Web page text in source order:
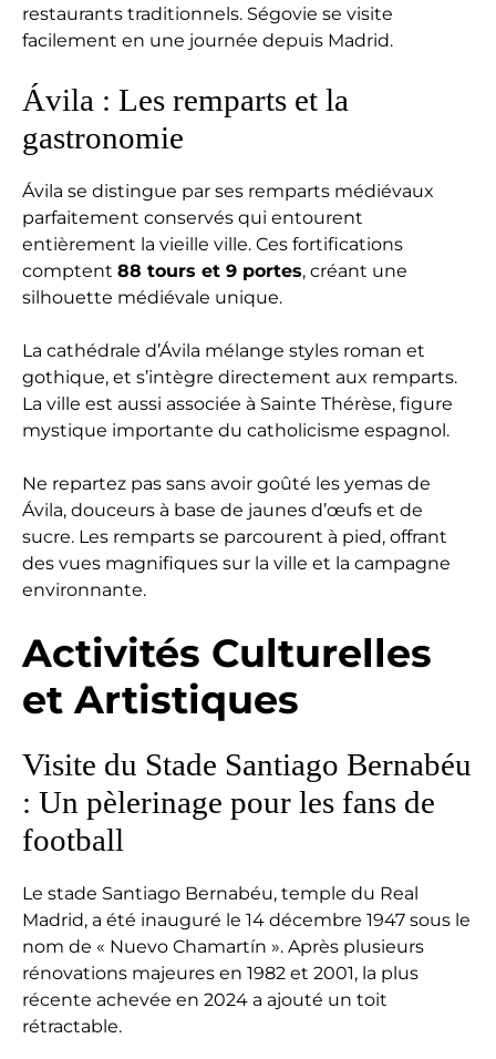
restaurants traditionnels. Ségovie se visite
facilement en une journée depuis Madrid.
Ávila : Les remparts et la
gastronomie
Ávila se distingue par ses remparts médiévaux
parfaitement conservés qui entourent
entièrement la vieille ville. Ces fortifications
comptent 88 tours et 9 portes, créant une
silhouette médiévale unique.
La cathédrale d’Ávila mélange styles roman et
gothique, et s’intègre directement aux remparts.
La ville est aussi associée à Sainte Thérèse, figure
mystique importante du catholicisme espagnol.
Ne repartez pas sans avoir goûté les yemas de
Ávila, douceurs à base de jaunes d’œufs et de
sucre. Les remparts se parcourent à pied, offrant
des vues magnifiques sur la ville et la campagne
environnante.
Activités Culturelles
et Artistiques
Visite du Stade Santiago Bernabéu
: Un pèlerinage pour les fans de
football
Le stade Santiago Bernabéu, temple du Real
Madrid, a été inauguré le 14 décembre 1947 sous le
nom de « Nuevo Chamartín ». Après plusieurs
rénovations majeures en 1982 et 2001, la plus
récente achevée en 2024 a ajouté un toit
rétractable.